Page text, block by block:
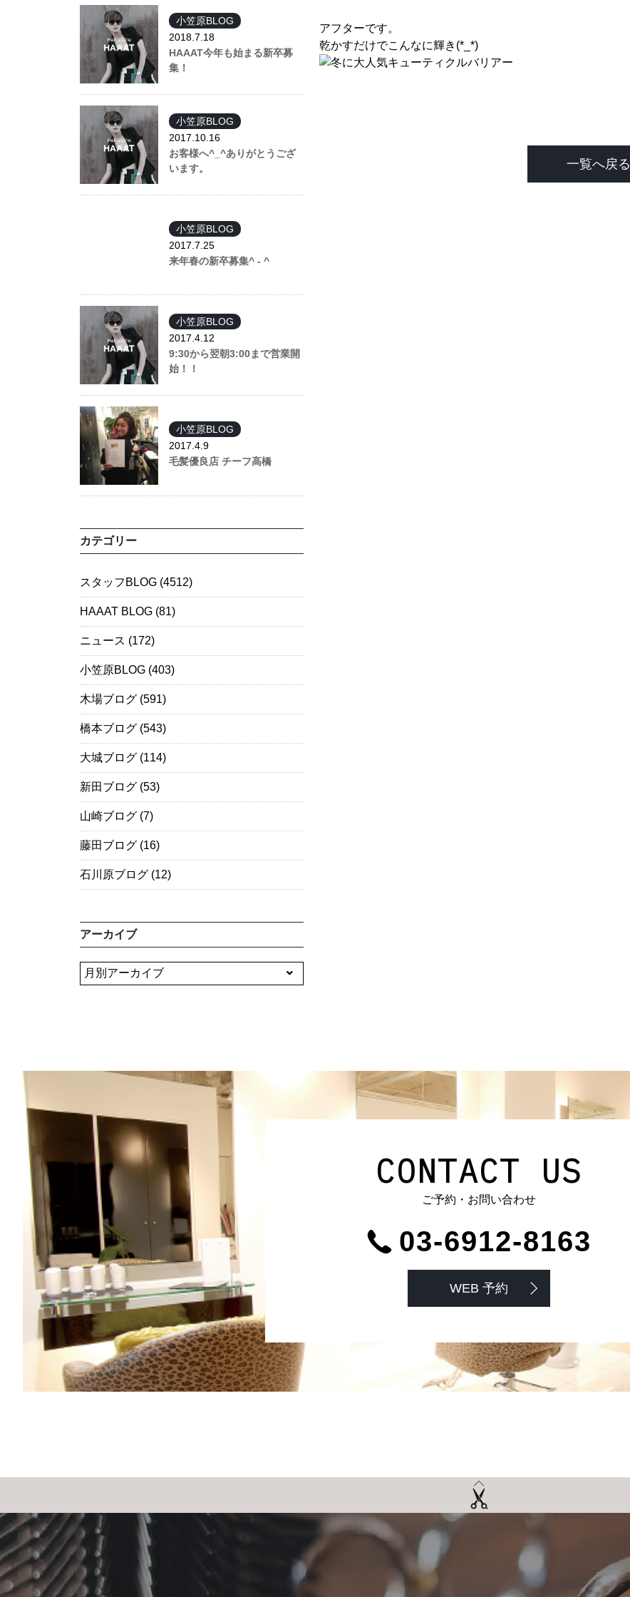
アフターです。
乾かすだけでこんなに輝き(*_*)
一覧へ戻る
小笠原BLOG
2018.7.18
HAAAT今年も始まる新卒募
集！
小笠原BLOG
2017.10.16
お客様へ^_^ありがとうござ
います。
小笠原BLOG
2017.7.25
来年春の新卒募集^ - ^
小笠原BLOG
2017.4.12
9:30から翌朝3:00まで営業開
始！！
小笠原BLOG
2017.4.9
毛髪優良店 チーフ高橋
カテゴリー
スタッフBLOG (4512)
HAAAT BLOG (81)
ニュース (172)
小笠原BLOG (403)
木場ブログ (591)
橋本ブログ (543)
大城ブログ (114)
新田ブログ (53)
山崎ブログ (7)
藤田ブログ (16)
石川原ブログ (12)
アーカイブ
CONTACT US
ご予約・お問い合わせ
03-6912-8163
WEB 予約